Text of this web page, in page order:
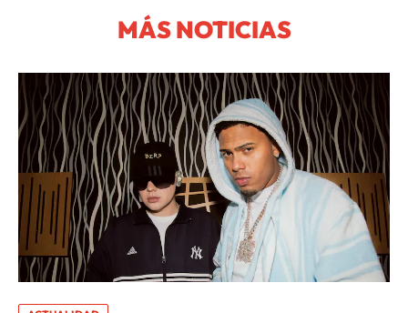
MÁS NOTICIAS